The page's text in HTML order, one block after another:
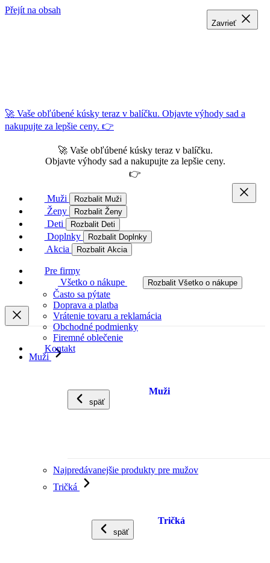
Přejít na obsah
🚀 Vaše obľúbené kúsky teraz v balíčku. Objavte výhody sad a
nakupujte za lepšie ceny. 👉
🚀 Vaše obľúbené kúsky teraz v balíčku.
Objavte výhody sad a nakupujte za lepšie ceny.
👉
Muži Rozbalit Muži
Ženy Rozbalit Ženy
Deti Rozbalit Deti
Doplnky Rozbalit Doplnky
Akcia Rozbalit Akcia
Pre firmy
Všetko o nákupe
Rozbalit Všetko o nákupe
Často sa pýtate
Doprava a platba
Vrátenie tovaru a reklamácia
Obchodné podmienky
Firemné oblečenie
Kontakt
Muži
späť
Muži
Najpredávanejšie produkty pre mužov
Tričká
späť
Tričká
Zavrieť
Zavrieť
Zavrieť